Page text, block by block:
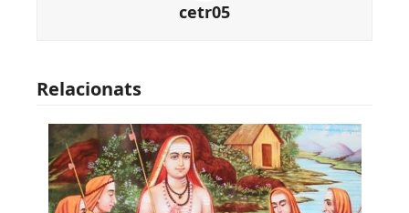
cetr05
Relacionats